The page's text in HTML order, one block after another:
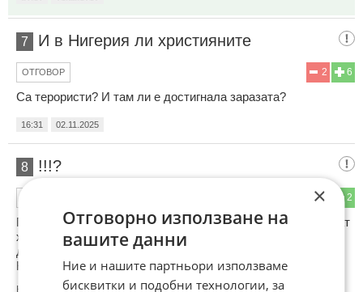
7 И в Нигерия ли християните
6
2
ОТГОВОР
Са терористи? И там ли е достигнала заразата?
16:31 02.11.2025
8 !!!?
2
12
Путлер, Кадиров и Ким Чен Ун вече близо 4 години избиват
християните в Украйна...време Тръмп пестане да върти
дипломация "ала Чембълейн", а да удари с "томахавката"
Кремълските фашисти...!!!?
×
Отговорно използване на
вашите данни
Ние и нашите партньори използваме
бисквитки и подобни технологии, за